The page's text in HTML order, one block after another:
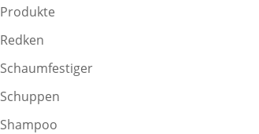
Produkte
Redken
Schaumfestiger
Schuppen
Shampoo